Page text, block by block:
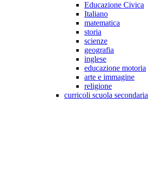
Educazione Civica
Italiano
matematica
storia
scienze
geografia
inglese
educazione motoria
arte e immagine
religione
curricoli scuola secondaria